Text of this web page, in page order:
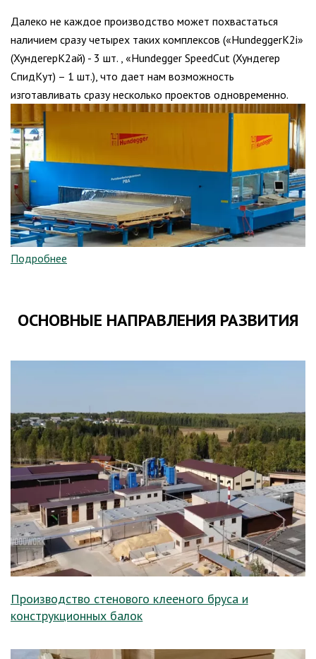
Далеко не каждое производство может похвастаться
наличием сразу четырех таких комплексов («HundeggerK2i»
(ХундегерК2ай) - 3 шт. , «Hundegger SpeedCut (Хундегер
СпидКут) – 1 шт.), что дает нам возможность
изготавливать сразу несколько проектов одновременно.
Подробнее
ОСНОВНЫЕ НАПРАВЛЕНИЯ РАЗВИТИЯ
Производство стенового клееного бруса и
конструкционных балок